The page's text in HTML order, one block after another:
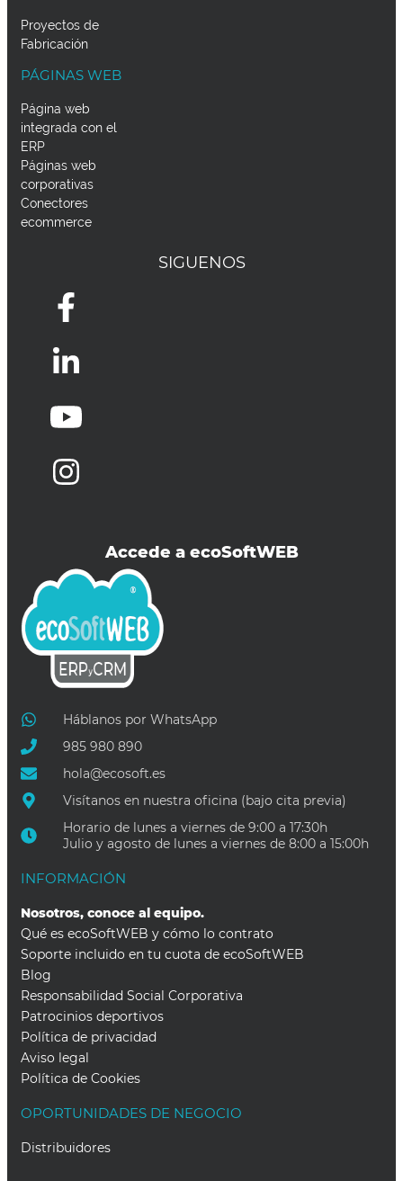
Proyectos de
Fabricación
PÁGINAS WEB
Página web
integrada con el
ERP
Páginas web
corporativas
Conectores
ecommerce
SIGUENOS
Accede a ecoSoftWEB
Háblanos por WhatsApp
985 980 890
hola@ecosoft.es
Visítanos en nuestra oficina (bajo cita previa)
Horario de lunes a viernes de 9:00 a 17:30h
Julio y agosto de lunes a viernes de 8:00 a 15:00h
INFORMACIÓN
Nosotros, conoce al equipo.
Qué es ecoSoftWEB y cómo lo contrato
Soporte incluido en tu cuota de ecoSoftWEB
Blog
Responsabilidad Social Corporativa
Patrocinios deportivos
Política de privacidad
Aviso legal
Política de Cookies
OPORTUNIDADES DE NEGOCIO
Distribuidores